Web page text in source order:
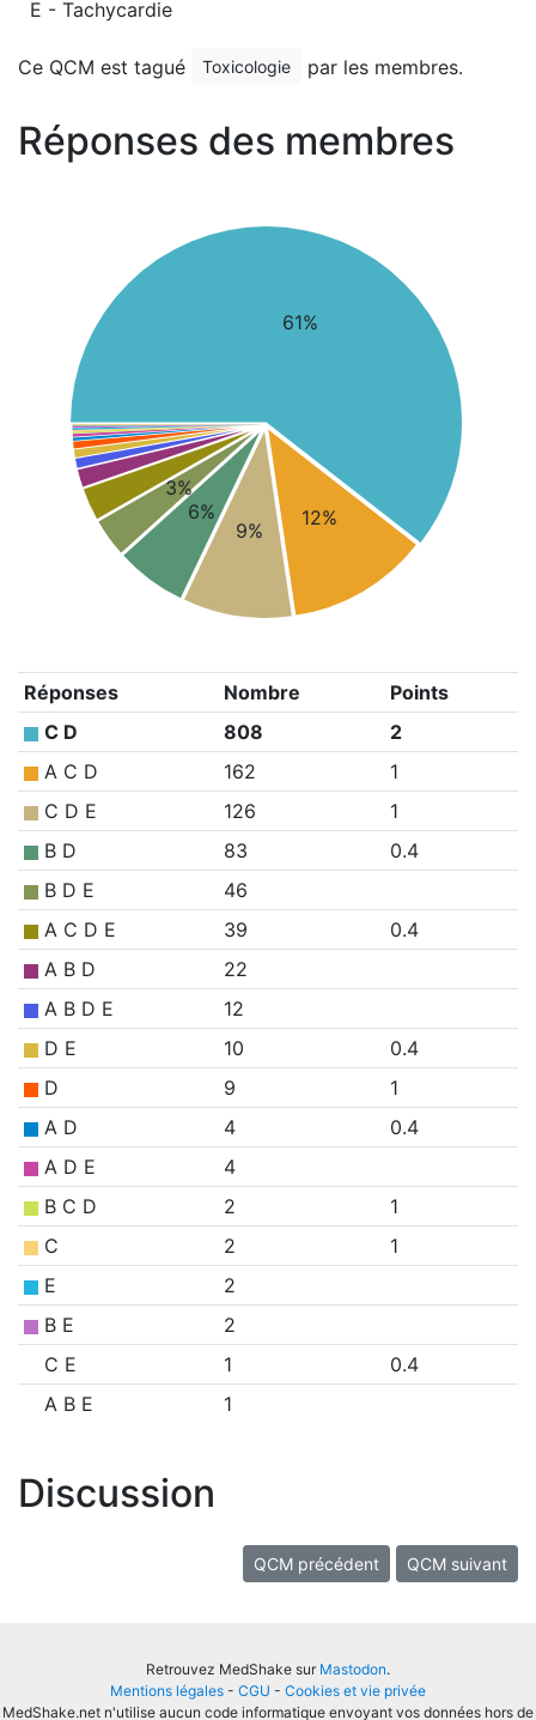
E - Tachycardie
Ce QCM est tagué Toxicologie par les membres.
Réponses des membres
61%
12%
9%
6%
3%
Réponses Nombre
Points
C D
808
2
A C D
162
1
C D E
126
1
B D
83
0.4
B D E
46
A C D E
39
0.4
A B D
22
A B D E
12
D E
10
0.4
D
9
1
A D
4
0.4
A D E
4
B C D
2
1
C
2
1
E
2
B E
2
C E
1
0.4
A B E
1
Discussion
QCM précédent QCM suivant
Retrouvez MedShake sur Mastodon.
Mentions légales - CGU - Cookies et vie privée
MedShake.net n'utilise aucun code informatique envoyant vos données hors de